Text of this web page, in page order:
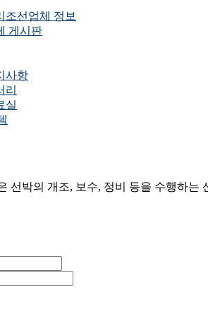
선업체 정보
시판
항
선박의 개조, 보수, 정비 등을 수행하는